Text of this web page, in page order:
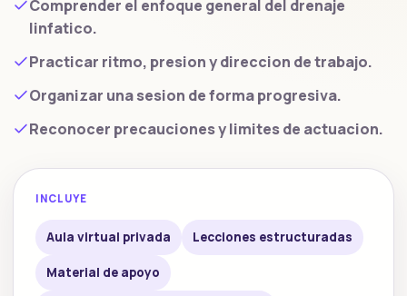
Comprender el enfoque general del drenaje
linfatico.
Practicar ritmo, presion y direccion de trabajo.
Organizar una sesion de forma progresiva.
Reconocer precauciones y limites de actuacion.
INCLUYE
Aula virtual privada Lecciones estructuradas
Material de apoyo